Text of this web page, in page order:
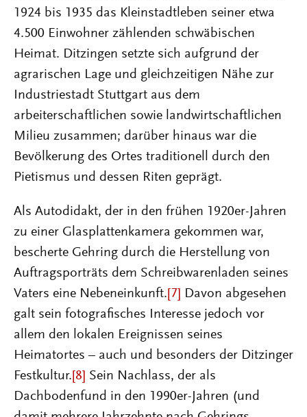
1924 bis 1935 das Kleinstadtleben seiner etwa
4.500 Einwohner zählenden schwäbischen
Heimat. Ditzingen setzte sich aufgrund der
agrarischen Lage und gleichzeitigen Nähe zur
Industriestadt Stuttgart aus dem
arbeiterschaftlichen sowie landwirtschaftlichen
Milieu zusammen; darüber hinaus war die
Bevölkerung des Ortes traditionell durch den
Pietismus und dessen Riten geprägt.
Als Autodidakt, der in den frühen 1920er-Jahren
zu einer Glasplattenkamera gekommen war,
bescherte Gehring durch die Herstellung von
Auftragsporträts dem Schreibwarenladen seines
Vaters eine Nebeneinkunft. [7] Davon abgesehen
galt sein fotografisches Interesse jedoch vor
allem den lokalen Ereignissen seines
Heimatortes – auch und besonders der Ditzinger
Festkultur. [8] Sein Nachlass, der als
Dachbodenfund in den 1990er-Jahren (und